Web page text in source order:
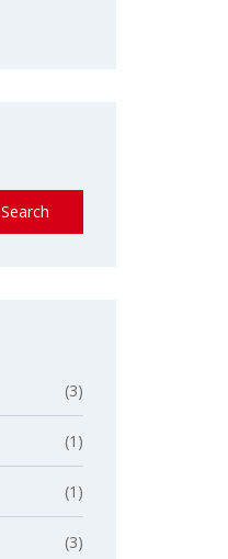
Search
(3)
(1)
(1)
(3)